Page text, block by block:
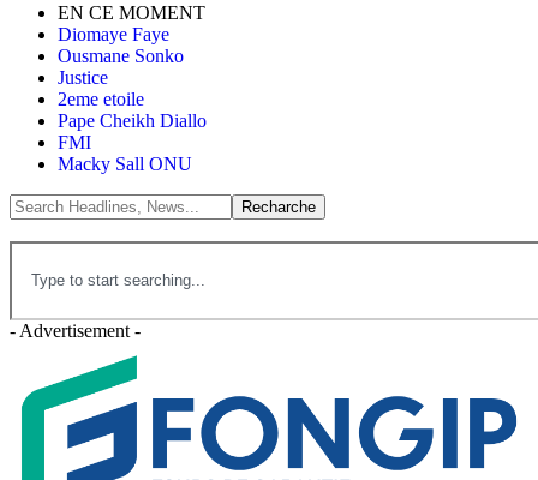
EN CE MOMENT
Diomaye Faye
Ousmane Sonko
Justice
2eme etoile
Pape Cheikh Diallo
FMI
Macky Sall ONU
- Advertisement -